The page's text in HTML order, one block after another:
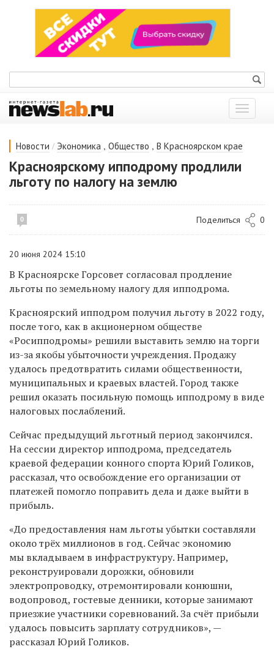
Показать
меню
Новости / Экономика , Общество , В Красноярском крае
Красноярскому ипподрому продлили
льготу по налогу на землю
0 Поделиться 0
20 июня 2024 15:10
В Красноярске Горсовет согласовал продление
льготы по земельному налогу для ипподрома.
Красноярский ипподром получил льготу в 2022 году,
после того, как в акционерном обществе
«Росипподромы» решили выставить землю на торги
из-за якобы убыточности учреждения. Продажу
удалось предотвратить силами общественности,
муниципальных и краевых властей. Город также
решил оказать посильную помощь ипподрому в виде
налоговых послаблений.
Сейчас предыдущий льготный период закончился.
На сессии директор ипподрома, председатель
краевой федерации конного спорта Юрий Голиков,
рассказал, что освобождение его организации от
платежей помогло поправить дела и даже выйти в
прибыль.
«До предоставления нам льготы убытки составляли
около трёх миллионов в год. Сейчас экономию
мы вкладываем в инфраструктуру. Например,
реконструировали дорожки, обновили
электропроводку, отремонтировали конюшни,
водопровод, гостевые денники, которые занимают
приезжие участники соревнований. За счёт прибыли
удалось повысить зарплату сотрудников», —
рассказал Юрий Голиков.